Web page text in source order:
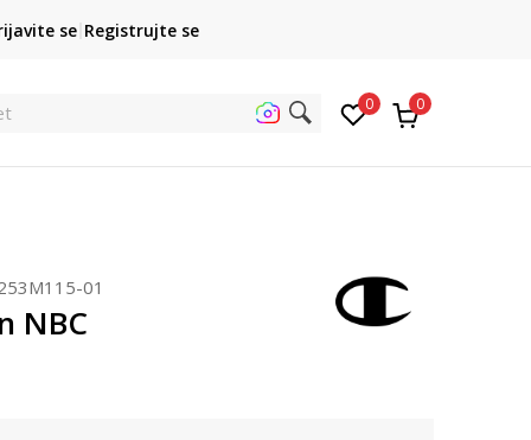
POZOVITE NAS
011 422 1422
se Registrujte se
0 0
01
NBC